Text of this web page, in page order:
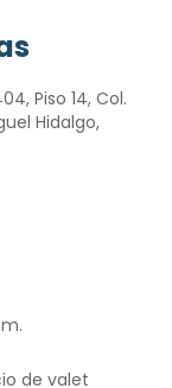
Piso 14, Col.
Hidalgo,
de valet